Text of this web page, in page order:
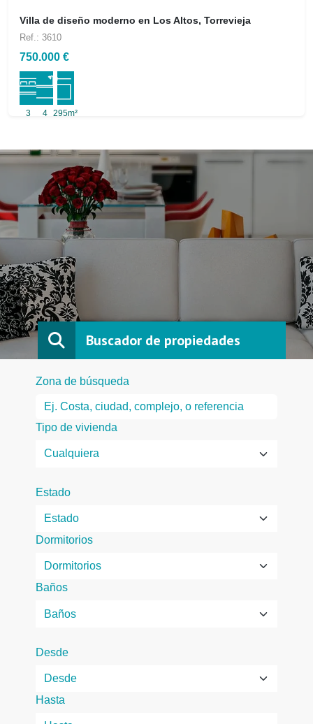
Villa de diseño moderno en Los Altos, Torrevieja
Ref.: 3610
750.000 €
3 4 295m²
Buscador de propiedades
Zona de búsqueda
Tipo de vivienda
Estado
Dormitorios
Baños
Desde
Hasta